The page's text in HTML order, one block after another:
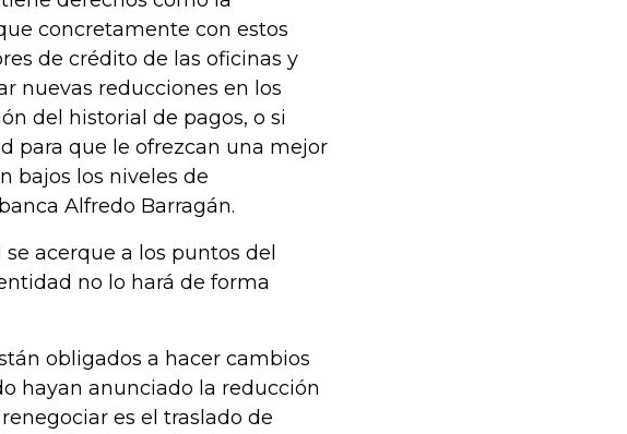
concretamente con estos
de crédito de las oficinas y
nuevas reducciones en los
del historial de pagos, o si
para que le ofrezcan una mejor
bajos los niveles de
Alfredo Barragán.
acerque a los puntos del
no lo hará de forma
obligados a hacer cambios
hayan anunciado la reducción
es el traslado de